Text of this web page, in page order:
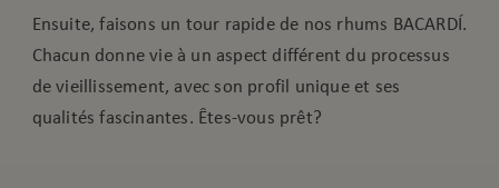
Ensuite, faisons un tour rapide de nos rhums BACARDÍ.
Chacun donne vie à un aspect différent du processus
de vieillissement, avec son profil unique et ses
qualités fascinantes. Êtes-vous prêt?